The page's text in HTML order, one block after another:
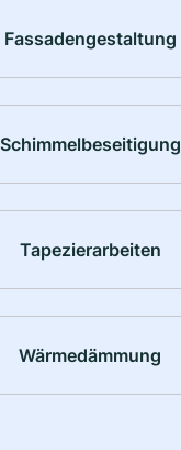
Fassadengestaltung
Schimmelbeseitigung
Tapezierarbeiten
Wärmedämmung